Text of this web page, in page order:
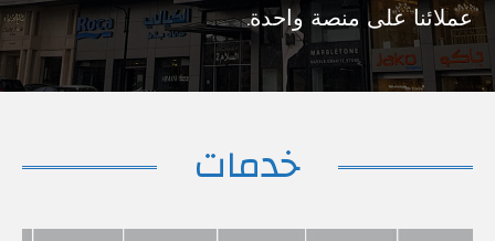
عملائنا على منصة واحدة.
خدمات